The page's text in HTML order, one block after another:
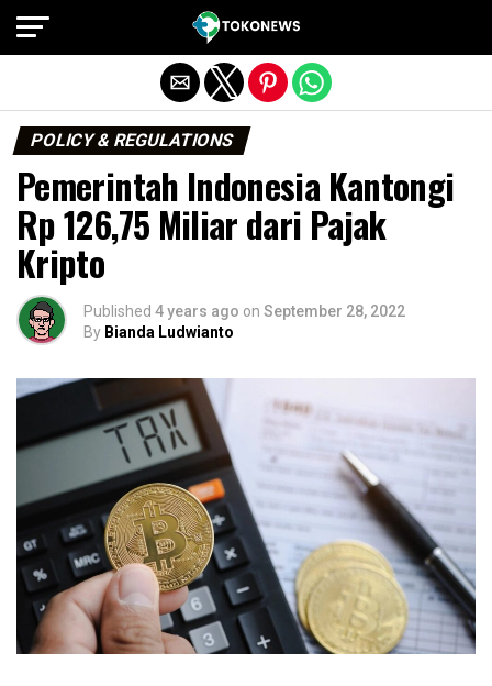
POLICY & REGULATIONS
Pemerintah Indonesia Kantongi
Rp 126,75 Miliar dari Pajak
Kripto
Published 4 years ago on September 28, 2022
By Bianda Ludwianto
Exit mobile version